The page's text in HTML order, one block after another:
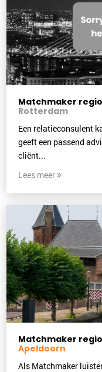
Matchmaker
Rotterdam
Een relatieconsulent
geeft een passend
cliënt...
Lees meer
Matchmaker
Apeldoorn
Als Matchmaker